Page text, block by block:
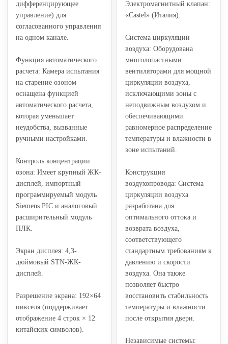
дифференцирующее
управление) для
согласованного управления
на одном канале.
Функция автоматического
расчета: Камера испытания
на старение озоном
оснащена функцией
автоматического расчета,
которая уменьшает
неудобства, вызванные
ручными настройками.
Контроль концентрации
озона: Имеет крупный ЖК-
дисплей, импортный
программируемый модуль
Siemens PIC и аналоговый
расширительный модуль
ПЛК.
Экран дисплея: 4,3-
дюймовый STN-ЖК-
дисплей.
Разрешение экрана: 192×64
пикселя (поддерживает
отображение 4 строк × 12
китайских символов).
Электромагнитный клапан:
«Castel» (Италия).
Система циркуляции
воздуха: Оборудована
многолопастными
вентиляторами для мощной
циркуляции воздуха,
исключающими зоны с
неподвижным воздухом и
обеспечивающими
равномерное распределение
температуры и влажности в
зоне испытаний.
Конструкция
воздухопровода: Система
циркуляции воздуха
разработана для
оптимального оттока и
возврата воздуха,
соответствующего
стандартным требованиям к
давлению и скорости
воздуха. Она также
позволяет быстро
восстановить стабильность
температуры и влажности
после открытия двери.
Независимые системы: